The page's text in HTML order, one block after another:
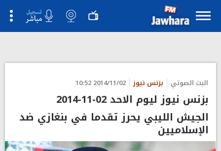
البث الصوتي بزنس نيوز 2014/11/02 10:52
بزنس نيوز ليوم الاحد 02-11-2014
الجيش الليبي يحرز تقدما في بنغازي ضد
الإسلاميين